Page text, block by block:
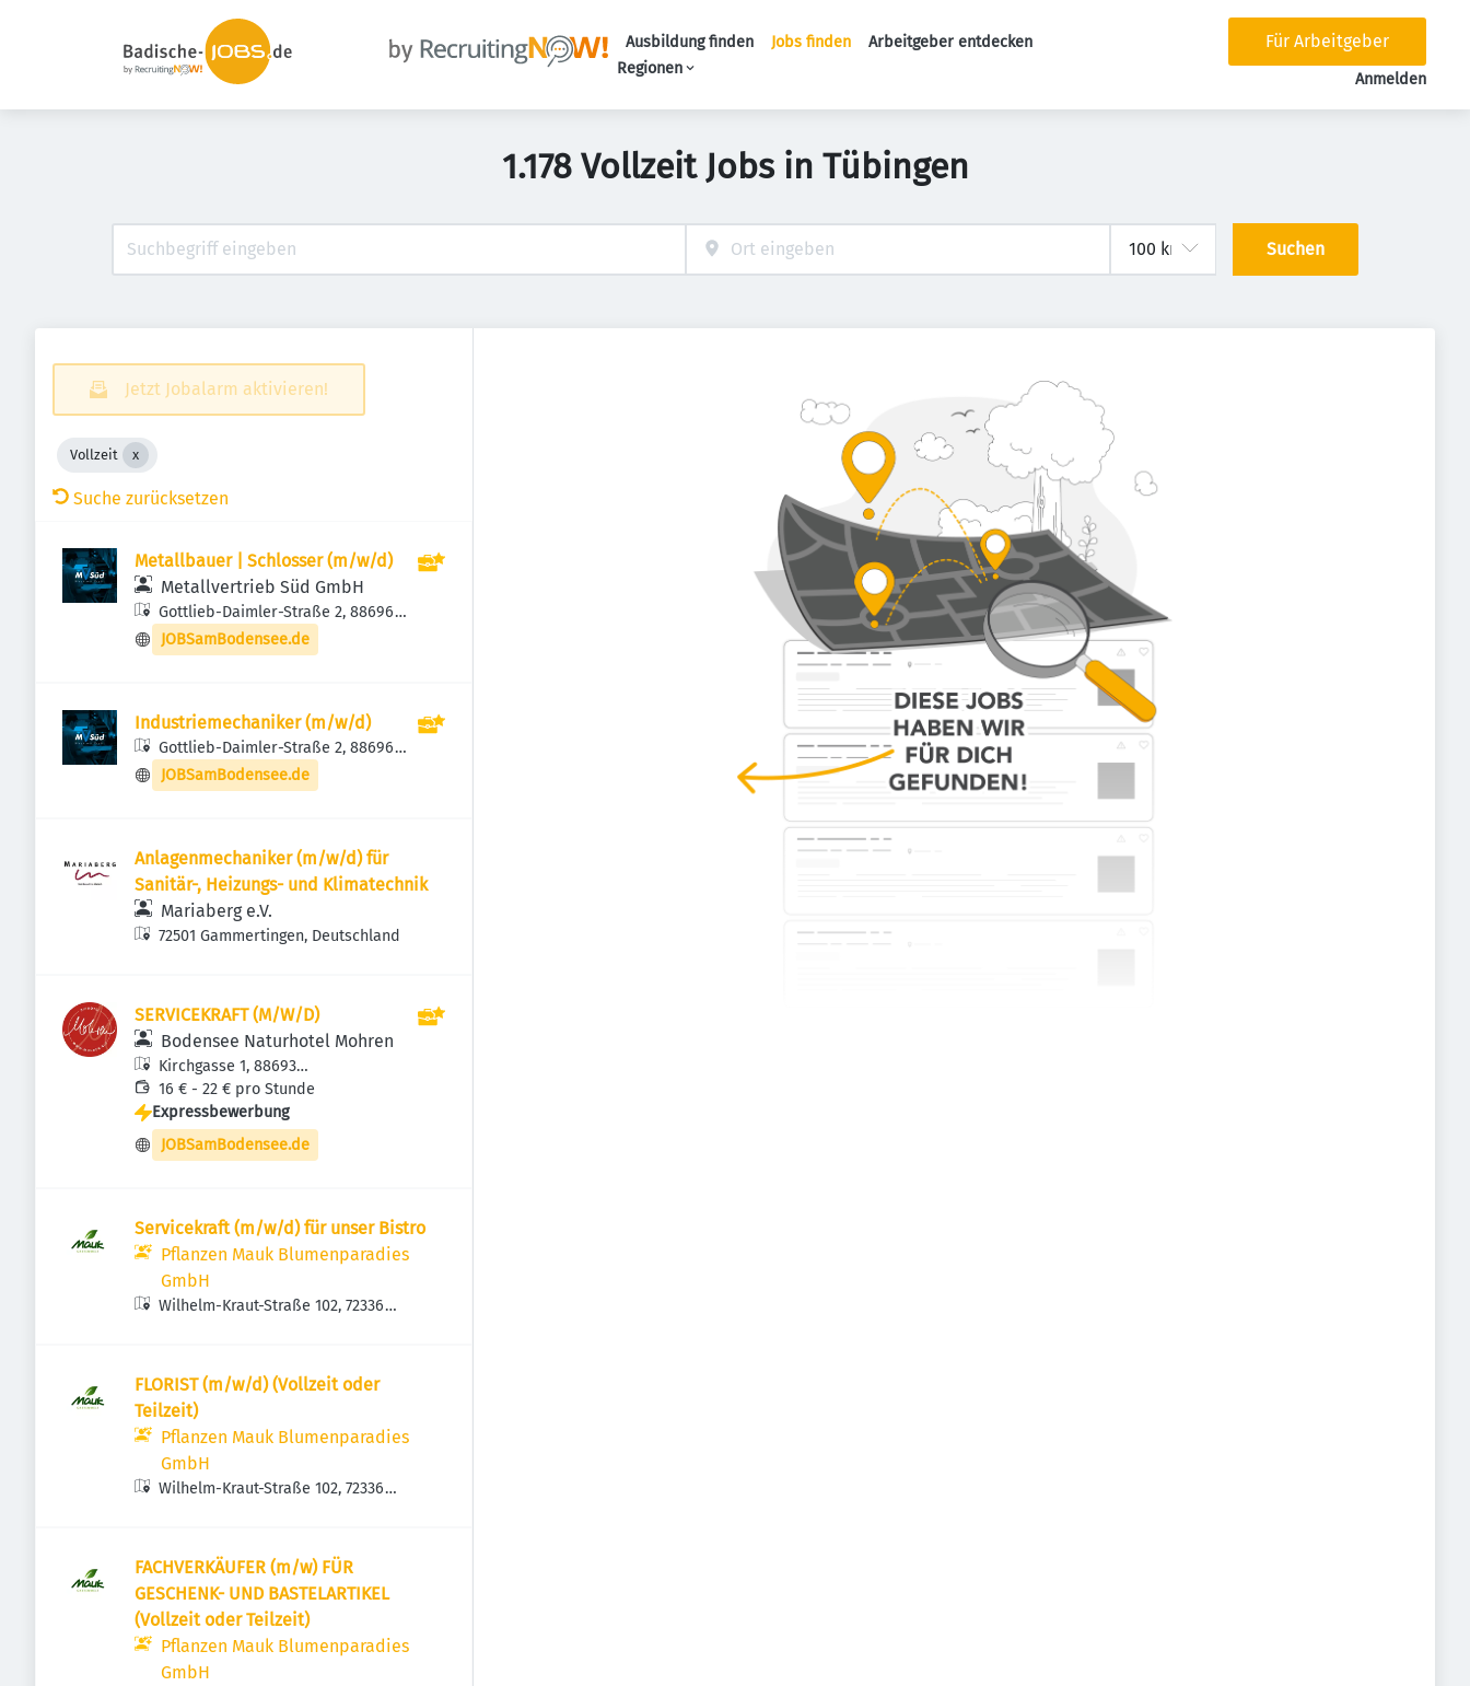
Ausbildung finden Jobs finden
Arbeitgeber entdecken
Regionen
Für Arbeitgeber
Anmelden
1.178 Vollzeit Jobs in Tübingen
Suchen
Jetzt Jobalarm aktivieren!
Vollzeit
Suche zurücksetzen
Metallbauer | Schlosser (m/w/d)
Metallvertrieb Süd GmbH
Gottlieb-Daimler-Straße 2, 88696
Owingen, Deutschland
JOBSamBodensee.de
Industriemechaniker (m/w/d)
Gottlieb-Daimler-Straße 2, 88696
Owingen, Deutschland
JOBSamBodensee.de
Anlagenmechaniker (m/w/d) für
Sanitär-, Heizungs- und Klimatechnik
Mariaberg e.V.
72501 Gammertingen, Deutschland
SERVICEKRAFT (M/W/D)
Bodensee Naturhotel Mohren
Kirchgasse 1, 88693
Deggenhausertal, Deutschland
16 € - 22 € pro Stunde
Expressbewerbung
JOBSamBodensee.de
Servicekraft (m/w/d) für unser Bistro
Pflanzen Mauk Blumenparadies
GmbH
Wilhelm-Kraut-Straße 102, 72336
FLORIST (m/w/d) (Vollzeit oder
Teilzeit)
Pflanzen Mauk Blumenparadies
GmbH
Wilhelm-Kraut-Straße 102, 72336
FACHVERKÄUFER (m/w) FÜR
GESCHENK- UND BASTELARTIKEL
(Vollzeit oder Teilzeit)
Pflanzen Mauk Blumenparadies
GmbH